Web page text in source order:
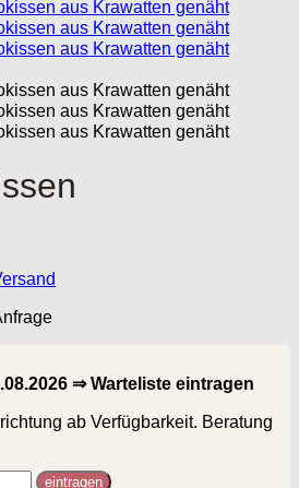
⇒ Warteliste eintragen
ab Verfügbarkeit. Beratung